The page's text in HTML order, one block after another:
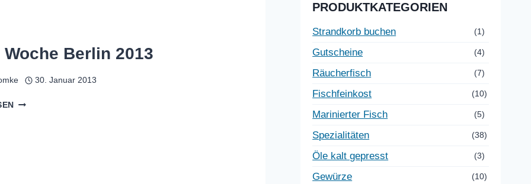
Woche Berlin 2013
30. Januar 2013
GRÜNE
PRODUKTKATEGORIEN
Strandkorb buchen (1)
Gutscheine (4)
Räucherfisch (7)
Fischfeinkost (10)
Marinierter Fisch (5)
Spezialitäten (38)
Öle kalt gepresst (3)
Gewürze (10)